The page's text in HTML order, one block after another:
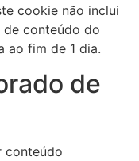
cookie não inclui
de conteúdo do
ao fim de 1 dia.
de
conteúdo